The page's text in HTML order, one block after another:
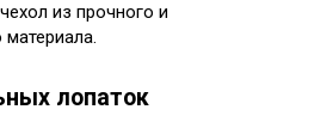
из прочного и
лопаток